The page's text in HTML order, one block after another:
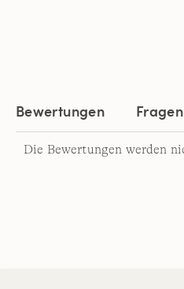
Bewertungen
Die Bewertungen werden